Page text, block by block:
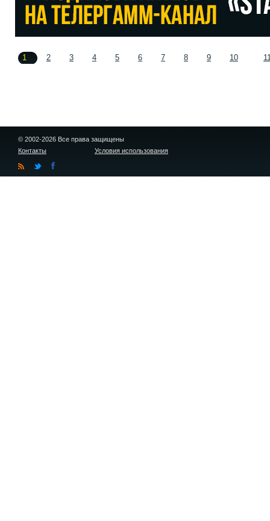
1 2 3 4 5 6 7 8 9 10
© 2002-2026 Все права защищены
Контакты
Условия использования